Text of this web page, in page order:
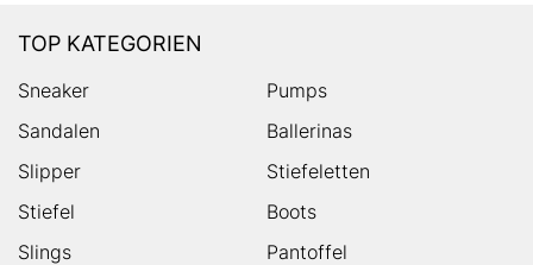
TOP KATEGORIEN
Sneaker
Pumps
Sandalen
Ballerinas
Slipper
Stiefeletten
Stiefel
Boots
Slings
Pantoffel